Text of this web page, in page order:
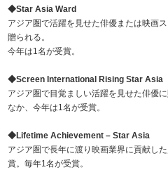
◆Star Asia Ward
アジア圏で活躍を見せた俳優または映画
贈られる。
今年は1名が受賞。
◆Screen International Rising Star Asia
アジア圏で目覚ましい活躍を見せた俳優
なか、今年は1名が受賞。
◆Lifetime Achievement – Star Asia
アジア圏で長年に渡り映画業界に貢献し
賞。毎年1名が受賞。